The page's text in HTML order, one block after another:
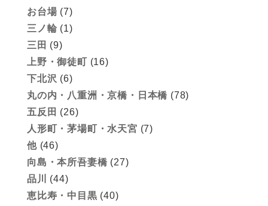
お台場 (7)
三ノ輪 (1)
三田 (9)
上野・御徒町 (16)
下北沢 (6)
丸の内・八重洲・京橋・日本橋 (78)
五反田 (26)
人形町・茅場町・水天宮 (7)
他(46)
向島・本所吾妻橋 (27)
品川
(44)
恵比寿・中目黒 (40)